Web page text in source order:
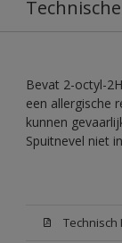
Bevat 2-octyl-
een allergische
kunnen
Spuitnevel niet